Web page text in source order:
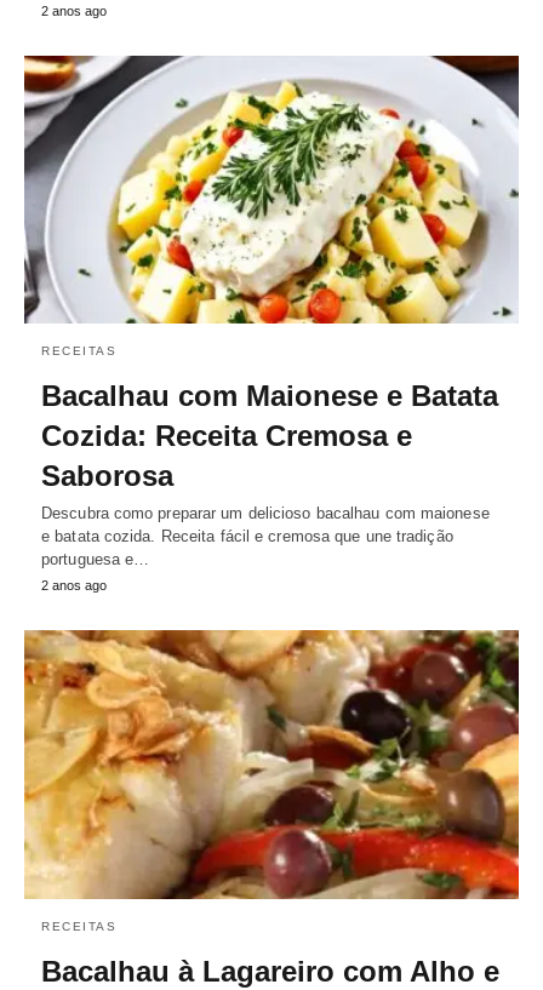
2 anos ago
RECEITAS
Bacalhau com Maionese e Batata
Cozida: Receita Cremosa e
Saborosa
Descubra como preparar um delicioso bacalhau com maionese
e batata cozida. Receita fácil e cremosa que une tradição
portuguesa e…
2 anos ago
RECEITAS
Bacalhau à Lagareiro com Alho e